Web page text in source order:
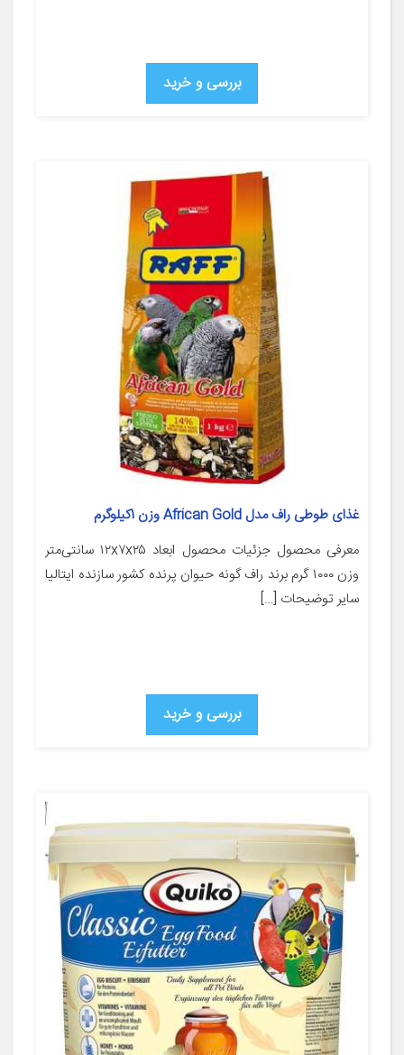
بررسی و خرید
غذای طوطی راف مدل African Gold وزن 1کیلوگرم
معرفی محصول جزئیات محصول ابعاد ۱۲x۷x۲۵ سانتی‌متر
وزن ۱۰۰۰ گرم برند راف گونه حیوان پرنده کشور سازنده ایتالیا
سایر توضیحات […]
بررسی و خرید